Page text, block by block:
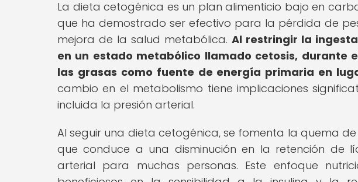
La dieta cetogénica es un plan alimenticio bajo en
que ha demostrado ser efectivo para la pérdida de
mejora de la salud metabólica.Al restringir la
en un estado metabólico llamado cetosis, durante
las grasas como fuente de energía primaria en
cambio en el metabolismo tiene implicaciones
incluida la presión arterial.
Al seguir una dieta cetogénica, se fomenta la quema
que conduce a una disminución en la retención de
arterial para muchas personas. Este enfoque